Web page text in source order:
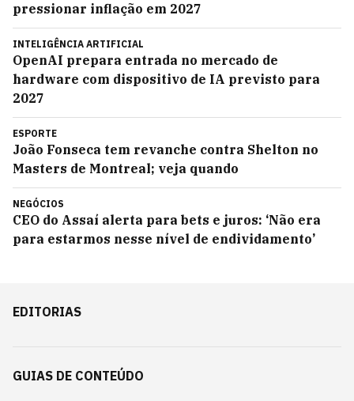
pressionar inflação em 2027
INTELIGÊNCIA ARTIFICIAL
OpenAI prepara entrada no mercado de
hardware com dispositivo de IA previsto para
2027
ESPORTE
João Fonseca tem revanche contra Shelton no
Masters de Montreal; veja quando
NEGÓCIOS
CEO do Assaí alerta para bets e juros: ‘Não era
para estarmos nesse nível de endividamento’
EDITORIAS
GUIAS DE CONTEÚDO